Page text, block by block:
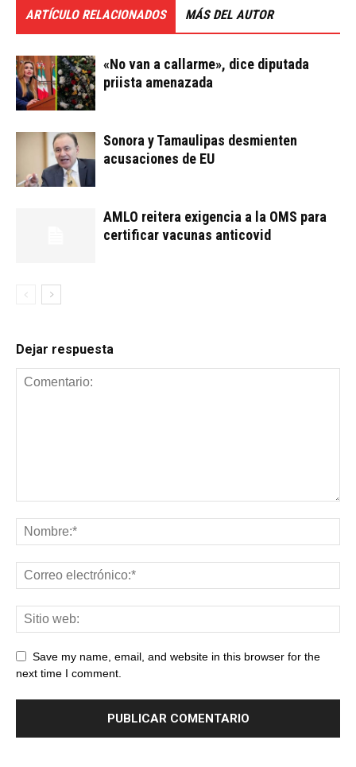
ARTÍCULO RELACIONADOS MÁS DEL AUTOR
«No van a callarme», dice diputada
priista amenazada
Sonora y Tamaulipas desmienten
acusaciones de EU
AMLO reitera exigencia a la OMS para
certificar vacunas anticovid
Dejar respuesta
Save my name, email, and website in this browser for the
next time I comment.